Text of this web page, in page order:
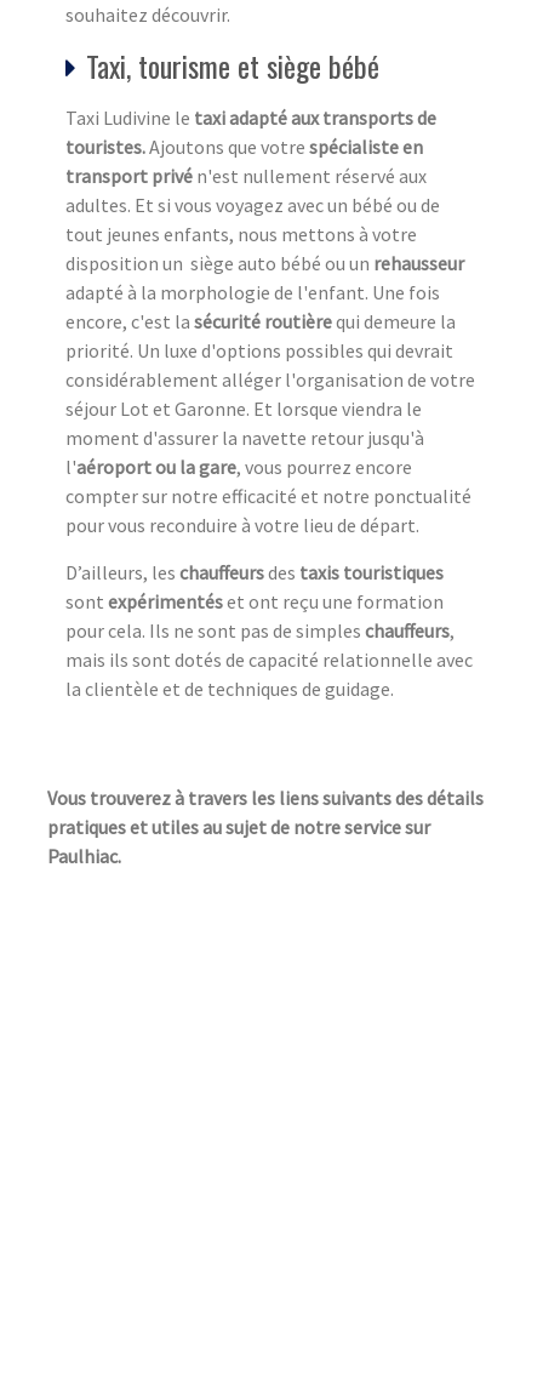
souhaitez découvrir.
Taxi, tourisme et siège bébé
Taxi Ludivine le taxi adapté aux transports de
touristes.Ajoutons que votre spécialiste en
transport privé n'est nullement réservé aux
adultes. Et si vous voyagez avec un bébé ou de
tout jeunes enfants, nous mettons à votre
disposition un siège auto bébé ou un rehausseur
adapté à la morphologie de l'enfant. Une fois
encore, c'est la sécurité routièrequi demeure la
priorité. Un luxe d'options possibles qui devrait
considérablement alléger l'organisation de votre
séjour Lot et Garonne. Et lorsque viendra le
moment d'assurer la navette retour jusqu'à
l'aéroport ou la gare, vous pourrez encore
compter sur notre efficacité et notre ponctualité
pour vous reconduire à votre lieu de départ.
D’ailleurs, les chauffeursdes taxis touristiques
sont expérimentéset ont reçu une formation
pour cela. Ils ne sont pas de simples chauffeurs,
mais ils sont dotés de capacité relationnelle avec
la clientèle et de techniques de guidage.
Vous trouverez à travers les liens suivants des détails
pratiques et utiles au sujet de notre service sur
Paulhiac.